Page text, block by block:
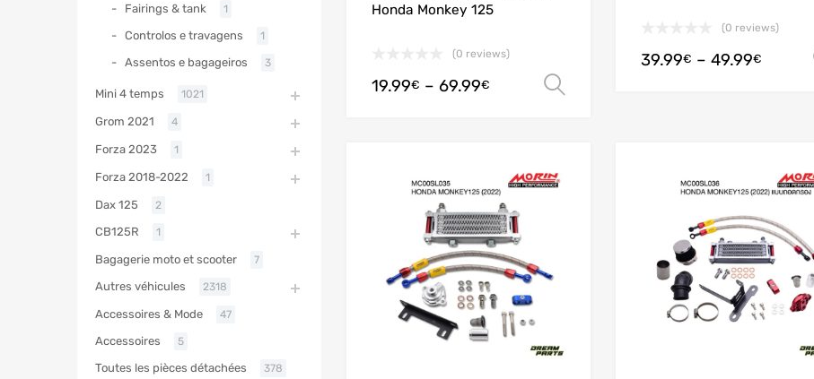
Honda Monkey 125
(0 reviews)
19.99€ – 69.99€
(0 reviews)
39.99€ – 49.99€
Fairings & tank 1
Controlos e travagens 1
Assentos e bagageiros 3
Mini 4 temps 1021
Grom 2021 4
Forza 2023 1
Forza 2018-2022 1
Dax 125 2
CB125R 1
Bagagerie moto et scooter 7
Autres véhicules 2318
Accessoires & Mode 47
Accessoires 5
Toutes les pièces détachées 378